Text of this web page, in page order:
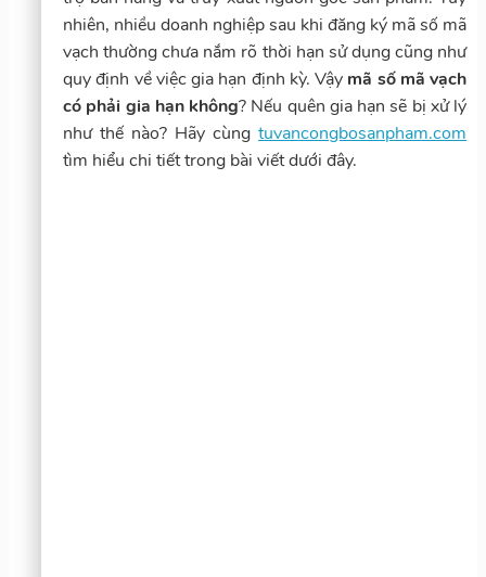
nhiên, nhiều doanh nghiệp sau khi đăng ký mã số mã
vạch thường chưa nắm rõ thời hạn sử dụng cũng như
quy định về việc gia hạn định kỳ. Vậy mã số mã vạch
có phải gia hạn không? Nếu quên gia hạn sẽ bị xử lý
như thế nào? Hãy cùng tuvancongbosanpham.com
tìm hiểu chi tiết trong bài viết dưới đây.